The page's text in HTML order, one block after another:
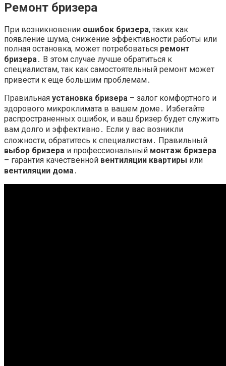
Ремонт бризера
При возникновении ошибок бризера, таких как
появление шума, снижение эффективности работы или
полная остановка, может потребоваться ремонт
бризера․ В этом случае лучше обратиться к
специалистам, так как самостоятельный ремонт может
привести к еще большим проблемам․
Правильная установка бризера – залог комфортного и
здорового микроклимата в вашем доме․ Избегайте
распространенных ошибок, и ваш бризер будет служить
вам долго и эффективно․ Если у вас возникли
сложности, обратитесь к специалистам․ Правильный
выбор бризера и профессиональный монтаж бризера
– гарантия качественной вентиляции квартиры или
вентиляции дома․